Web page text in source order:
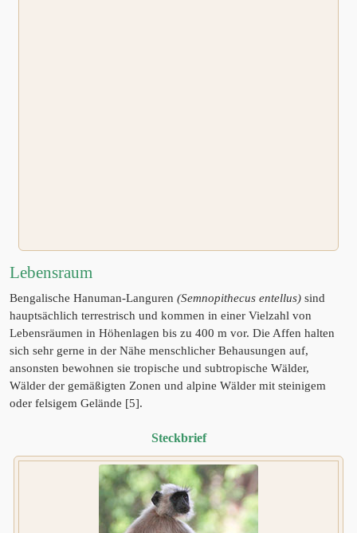
Lebensraum
Bengalische Hanuman-Languren (Semnopithecus entellus) sind
hauptsächlich terrestrisch und kommen in einer Vielzahl von
Lebensräumen in Höhenlagen bis zu 400 m vor. Die Affen halten
sich sehr gerne in der Nähe menschlicher Behausungen auf,
ansonsten bewohnen sie tropische und subtropische Wälder,
Wälder der gemäßigten Zonen und alpine Wälder mit steinigem
oder felsigem Gelände [5].
Steckbrief